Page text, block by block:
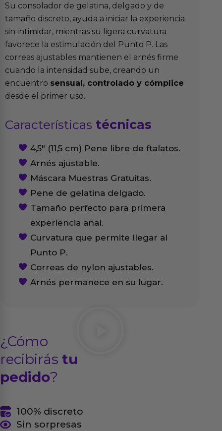
Su consolador de gelatina, delgado y de
tamaño discreto, ayuda a iniciar la experiencia
sin intimidar, mientras su ligera curvatura
favorece la estimulación del Punto P. Las
correas ajustables mantienen el arnés firme
cuando la intensidad sube, creando un
encuentro sensual, controlado y cómplice
desde el primer uso.
Características técnicas
4,5″ (11,5 cm) Pene libre de ftalatos.
Arnés ajustable.
Máscara Muestras Gratuitas.
Pene de gelatina delgado.
Tamaño perfecto para primera
experiencia anal.
Curvatura que permite llegar al
Punto P.
Correas de nylon ajustables.
Arnés permanece en su lugar.
¿Cómo
recibirás tu
pedido?
100% discreto
Sin sorpresas